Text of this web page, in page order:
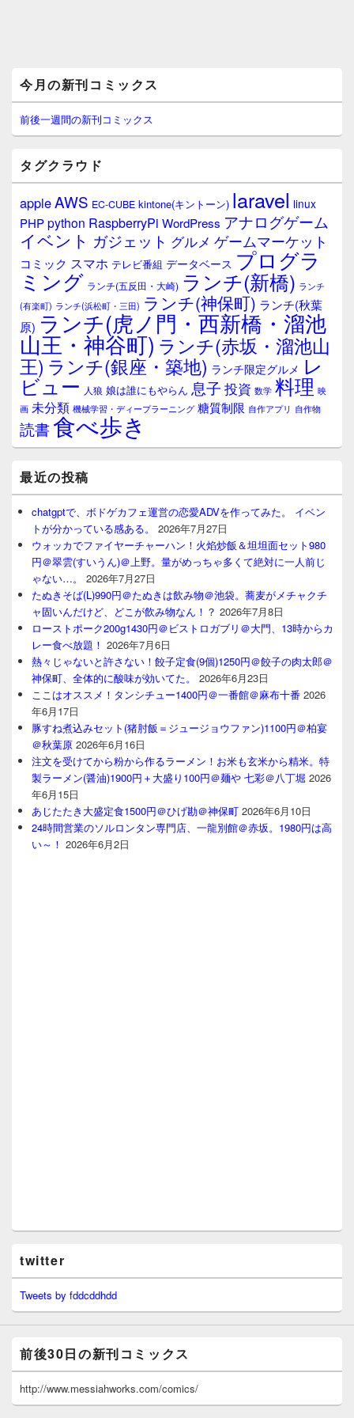
イ
ン
サ
イ
ウ
ィ
ジ
ェ
ア
今月の新刊コミックス
前後一週間の新刊コミックス
タグクラウド
appleAWS EC-CUBE kintone(キントーン) laravel linux
PHPpython RaspberryPi WordPress アナログゲーム
イベント ガジェット グルメ ゲームマーケット
コミック スマホ テレビ番組 データベース プログラ
ミング ランチ(五反田・大崎) ランチ(新橋) ランチ
(有楽町) ランチ(浜松町・三田) ランチ(神保町) ランチ(秋葉
原) ランチ(虎ノ門・西新橋・溜池
山王・神谷町) ランチ(赤坂・溜池山
王) ランチ(銀座・築地) ランチ限定グルメ レ
ビュー 人狼 娘は誰にもやらん 息子 投資 数学 料理 映
画 未分類 機械学習・ディープラーニング 糖質制限 自作アプリ 自作物
読書食べ歩き
最近の投稿
chatgptで、ボドゲカフェ運営の恋愛ADVを作ってみた。 イベン
トが分かっている感ある。
2026年7月27日
ウォッカでファイヤーチャーハン！火焰炒飯＆坦坦面セット980
円＠翠雲(すいうん)＠上野。量がめっちゃ多くて絶対に一人前じ
ゃない…。
2026年7月27日
たぬきそば(L)990円＠たぬきは飲み物＠池袋。蕎麦がメチャクチ
ャ固いんだけど、どこが飲み物なん！？ 2026年7月8日
ローストポーク200g1430円＠ビストロガブリ＠大門、13時からカ
レー食べ放題！ 2026年7月6日
熱々じゃないと許さない！餃子定食(9個)1250円＠餃子の肉太郎＠
神保町、全体的に酸味が効いてた。
2026年6月23日
ここはオススメ！タンシチュー1400円＠一番館＠麻布十番 2026
年6月17日
豚すね煮込みセット(猪肘飯＝ジュージョウファン)1100円＠柏宴
＠秋葉原 2026年6月16日
注文を受けてから粉から作るラーメン！お米も玄米から精米。特
製ラーメン(醤油)1900円＋大盛り100円＠麺や 七彩＠八丁堀 2026
年6月15日
あじたたき大盛定食1500円＠ひげ勘＠神保町 2026年6月10日
24時間営業のソルロンタン専門店、一龍別館＠赤坂。1980円は高
い～！ 2026年6月2日
twitter
Tweets by fddcddhdd
前後30日の新刊コミックス
http://www.messiahworks.com/comics/